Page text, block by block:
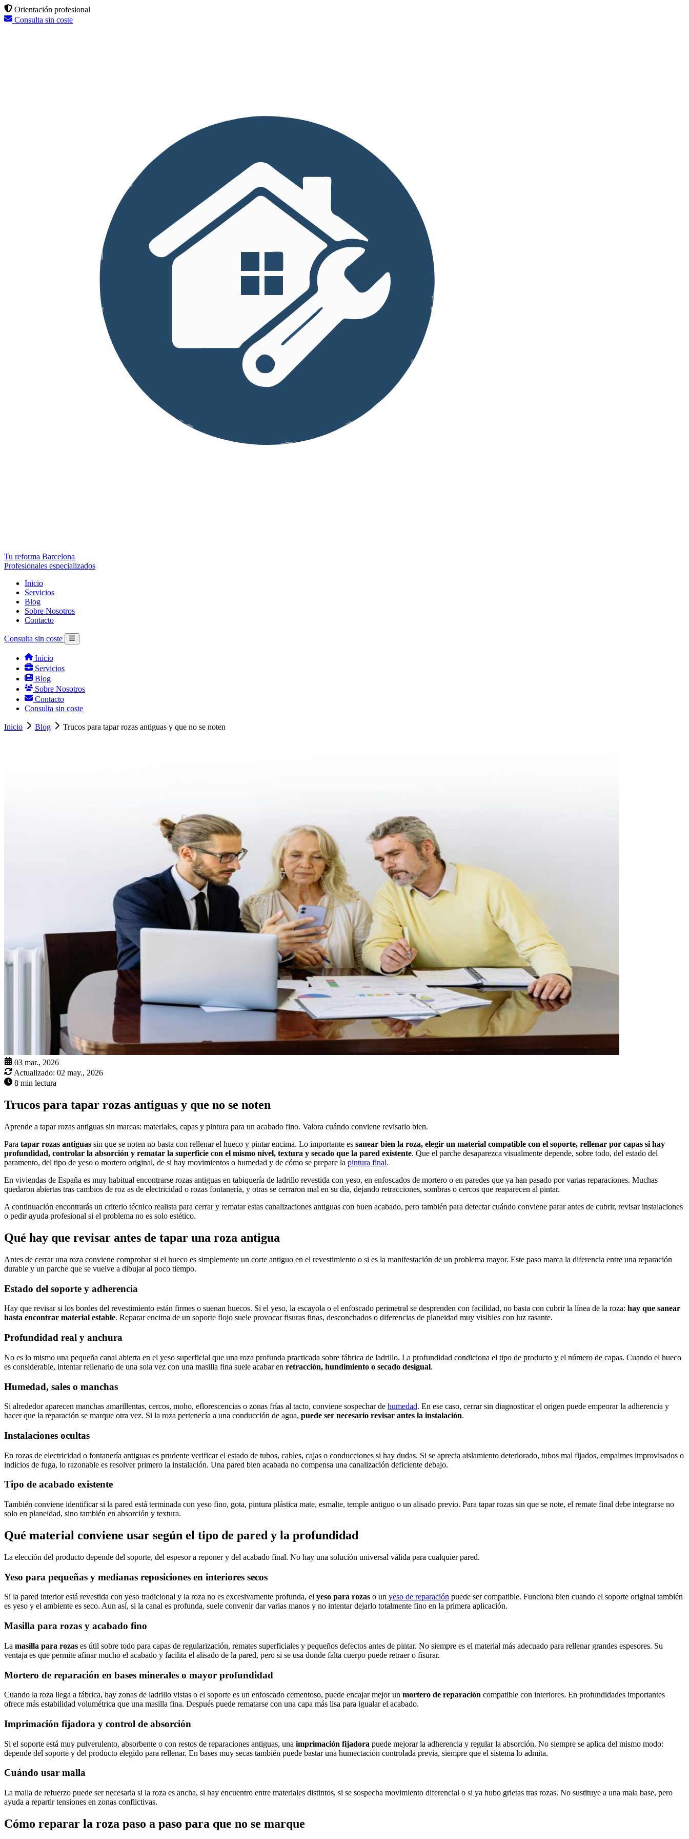
Orientación profesional
Consulta sin coste
Tu reforma Barcelona
Profesionales especializados
Inicio
Servicios
Blog
Sobre Nosotros
Contacto
Consulta sin coste
Inicio
Servicios
Blog
Sobre Nosotros
Contacto
Consulta sin coste
Inicio Blog Trucos para tapar rozas antiguas y que no se noten
03 mar., 2026
Actualizado: 02 may., 2026
8 min lectura
Trucos para tapar rozas antiguas y que no se noten
Aprende a tapar rozas antiguas sin marcas: materiales, capas y pintura para un acabado fino. Valora cuándo conviene revisarlo bien.
Para tapar rozas antiguas sin que se noten no basta con rellenar el hueco y pintar encima. Lo importante es sanear bien la roza, elegir un material compatible con el soporte, rellenar por capas si hay
profundidad, controlar la absorción y rematar la superficie con el mismo nivel, textura y secado que la pared existente. Que el parche desaparezca visualmente depende, sobre todo, del estado del
paramento, del tipo de yeso o mortero original, de si hay movimientos o humedad y de cómo se prepare la pintura final.
En viviendas de España es muy habitual encontrarse rozas antiguas en tabiquería de ladrillo revestida con yeso, en enfoscados de mortero o en paredes que ya han pasado por varias reparaciones. Muchas
quedaron abiertas tras cambios de roz as de electricidad o rozas fontanería, y otras se cerraron mal en su día, dejando retracciones, sombras o cercos que reaparecen al pintar.
A continuación encontrarás un criterio técnico realista para cerrar y rematar estas canalizaciones antiguas con buen acabado, pero también para detectar cuándo conviene parar antes de cubrir, revisar instalaciones
o pedir ayuda profesional si el problema no es solo estético.
Qué hay que revisar antes de tapar una roza antigua
Antes de cerrar una roza conviene comprobar si el hueco es simplemente un corte antiguo en el revestimiento o si es la manifestación de un problema mayor. Este paso marca la diferencia entre una reparación
durable y un parche que se vuelve a dibujar al poco tiempo.
Estado del soporte y adherencia
Hay que revisar si los bordes del revestimiento están firmes o suenan huecos. Si el yeso, la escayola o el enfoscado perimetral se desprenden con facilidad, no basta con cubrir la línea de la roza: hay que sanear
hasta encontrar material estable. Reparar encima de un soporte flojo suele provocar fisuras finas, desconchados o diferencias de planeidad muy visibles con luz rasante.
Profundidad real y anchura
No es lo mismo una pequeña canal abierta en el yeso superficial que una roza profunda practicada sobre fábrica de ladrillo. La profundidad condiciona el tipo de producto y el número de capas. Cuando el hueco
es considerable, intentar rellenarlo de una sola vez con una masilla fina suele acabar en retracción, hundimiento o secado desigual.
Humedad, sales o manchas
Si alrededor aparecen manchas amarillentas, cercos, moho, eflorescencias o zonas frías al tacto, conviene sospechar de humedad. En ese caso, cerrar sin diagnosticar el origen puede empeorar la adherencia y
hacer que la reparación se marque otra vez. Si la roza pertenecía a una conducción de agua, puede ser necesario revisar antes la instalación.
Instalaciones ocultas
En rozas de electricidad o fontanería antiguas es prudente verificar el estado de tubos, cables, cajas o conducciones si hay dudas. Si se aprecia aislamiento deteriorado, tubos mal fijados, empalmes improvisados o
indicios de fuga, lo razonable es resolver primero la instalación. Una pared bien acabada no compensa una canalización deficiente debajo.
Tipo de acabado existente
También conviene identificar si la pared está terminada con yeso fino, gota, pintura plástica mate, esmalte, temple antiguo o un alisado previo. Para tapar rozas sin que se note, el remate final debe integrarse no
solo en planeidad, sino también en absorción y textura.
Qué material conviene usar según el tipo de pared y la profundidad
La elección del producto depende del soporte, del espesor a reponer y del acabado final. No hay una solución universal válida para cualquier pared.
Yeso para pequeñas y medianas reposiciones en interiores secos
Si la pared interior está revestida con yeso tradicional y la roza no es excesivamente profunda, el yeso para rozas o un yeso de reparación puede ser compatible. Funciona bien cuando el soporte original también
es yeso y el ambiente es seco. Aun así, si la canal es profunda, suele convenir dar varias manos y no intentar dejarlo totalmente fino en la primera aplicación.
Masilla para rozas y acabado fino
La masilla para rozas es útil sobre todo para capas de regularización, remates superficiales y pequeños defectos antes de pintar. No siempre es el material más adecuado para rellenar grandes espesores. Su
ventaja es que permite afinar mucho el acabado y facilita el alisado de la pared, pero si se usa donde falta cuerpo puede retraer o fisurar.
Mortero de reparación en bases minerales o mayor profundidad
Cuando la roza llega a fábrica, hay zonas de ladrillo vistas o el soporte es un enfoscado cementoso, puede encajar mejor un mortero de reparación compatible con interiores. En profundidades importantes
ofrece más estabilidad volumétrica que una masilla fina. Después puede rematarse con una capa más lisa para igualar el acabado.
Imprimación fijadora y control de absorción
Si el soporte está muy pulverulento, absorbente o con restos de reparaciones antiguas, una imprimación fijadora puede mejorar la adherencia y regular la absorción. No siempre se aplica del mismo modo:
depende del soporte y del producto elegido para rellenar. En bases muy secas también puede bastar una humectación controlada previa, siempre que el sistema lo admita.
Cuándo usar malla
La malla de refuerzo puede ser necesaria si la roza es ancha, si hay encuentro entre materiales distintos, si se sospecha movimiento diferencial o si ya hubo grietas tras rozas. No sustituye a una mala base, pero
ayuda a repartir tensiones en zonas conflictivas.
Cómo reparar la roza paso a paso para que no se marque